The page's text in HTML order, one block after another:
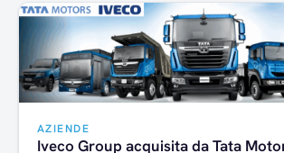
AZIENDE
Iveco Group acquisita da Tata